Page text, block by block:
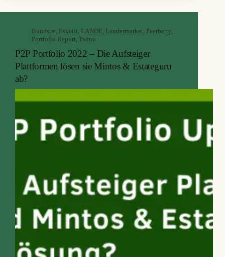
Kredit Buden wirklich steht.
Bondster, Esketit, LANDE, Lendermarket, Peerberry,
Portfolio Report, Twino
P2P Portfolio 2022 – Die Aufsteiger
Plattformen lösen sie Mintos & Estateguru
ab?